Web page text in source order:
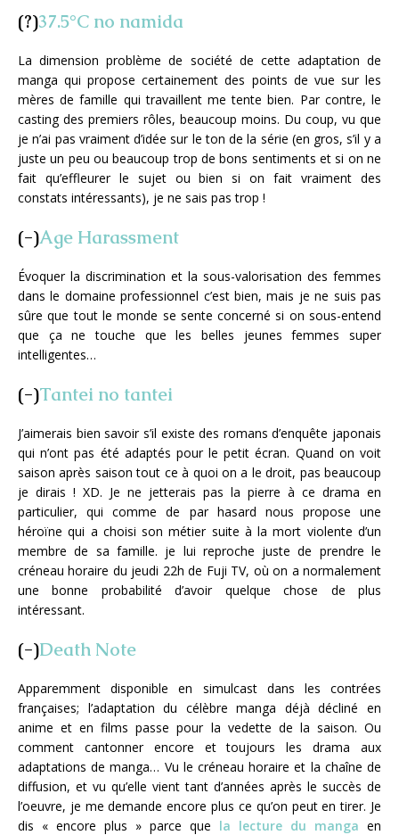
(?)37.5°C no namida
La dimension problème de société de cette adaptation de
manga qui propose certainement des points de vue sur les
mères de famille qui travaillent me tente bien. Par contre, le
casting des premiers rôles, beaucoup moins. Du coup, vu que
je n’ai pas vraiment d’idée sur le ton de la série (en gros, s’il y a
juste un peu ou beaucoup trop de bons sentiments et si on ne
fait qu’effleurer le sujet ou bien si on fait vraiment des
constats intéressants), je ne sais pas trop !
(-)Age Harassment
Évoquer la discrimination et la sous-valorisation des femmes
dans le domaine professionnel c’est bien, mais je ne suis pas
sûre que tout le monde se sente concerné si on sous-entend
que ça ne touche que les belles jeunes femmes super
intelligentes…
(-)Tantei no tantei
J’aimerais bien savoir s’il existe des romans d’enquête japonais
qui n’ont pas été adaptés pour le petit écran. Quand on voit
saison après saison tout ce à quoi on a le droit, pas beaucoup
je dirais ! XD. Je ne jetterais pas la pierre à ce drama en
particulier, qui comme de par hasard nous propose une
héroïne qui a choisi son métier suite à la mort violente d’un
membre de sa famille. je lui reproche juste de prendre le
créneau horaire du jeudi 22h de Fuji TV, où on a normalement
une bonne probabilité d’avoir quelque chose de plus
intéressant.
(-)Death Note
Apparemment disponible en simulcast dans les contrées
françaises; l’adaptation du célèbre manga déjà décliné en
anime et en films passe pour la vedette de la saison. Ou
comment cantonner encore et toujours les drama aux
adaptations de manga… Vu le créneau horaire et la chaîne de
diffusion, et vu qu’elle vient tant d’années après le succès de
l’oeuvre, je me demande encore plus ce qu’on peut en tirer. Je
dis « encore plus » parce que la lecture du manga en